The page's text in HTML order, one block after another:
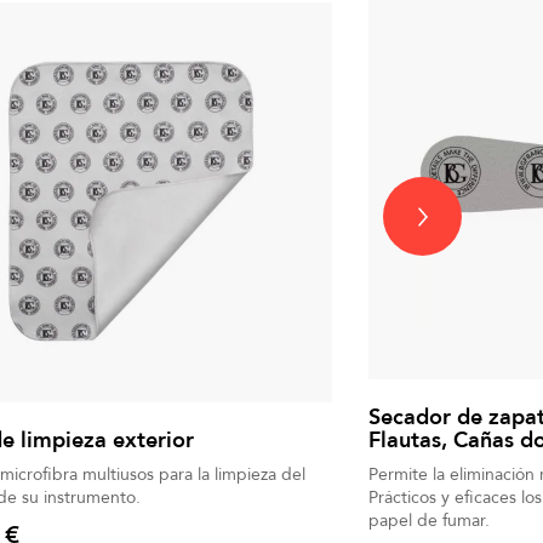
limpieza exterior
multiusos para la limpieza del
su instrumento.
Secador de
Flautas, Cañas
Permite la
Prácticos y eficaces
papel de fumar.